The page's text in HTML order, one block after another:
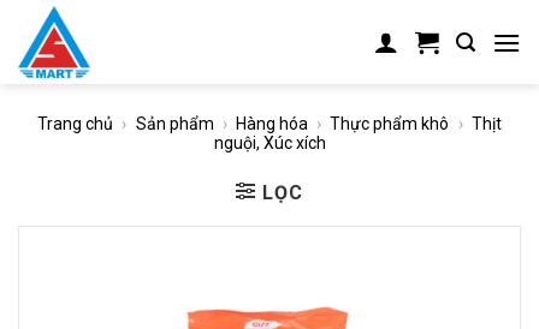
content
Trang chủ › Sản phẩm › Hàng hóa › Thực phẩm khô › Thịt
nguội, Xúc xích
LỌC